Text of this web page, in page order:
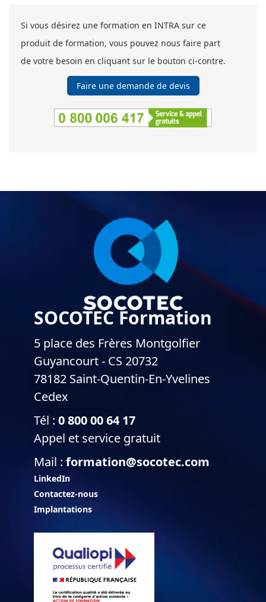
Si vous désirez une formation en INTRA sur ce
produit de formation, vous pouvez nous faire part
de votre besoin en cliquant sur le bouton ci-contre.
Faire une demande de devis
SOCOTEC Formation
5 place des Frères Montgolfier
Guyancourt - CS 20732
78182 Saint-Quentin-En-Yvelines
Cedex
Tél : 0 800 00 64 17
Appel et service gratuit
Mail : formation@socotec.com
LinkedIn
Contactez-nous
Implantations